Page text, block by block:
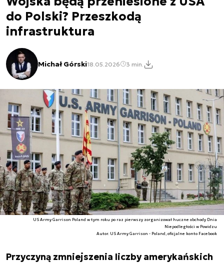
do Polski? Przeszkodą
infrastruktura
Michał Górski18.05.2026 3 min.
US Army Garrison Poland w tym roku po raz pierwszy zorganizował huczne obchody Dnia
Niepodległości w Powidzu
Autor. US Army Garrison - Poland, oficjalne konto Facebook
Przyczyną zmniejszenia liczby amerykańskich